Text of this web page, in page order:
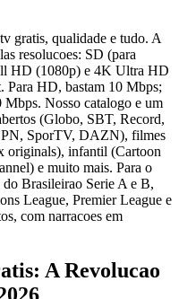
gratis, qualidade e tudo. A
resolucoes: SD (para
HD (1080p) e 4K Ultra HD
Para HD, bastam 10 Mbps;
Nosso catalogo e um
(Globo, SBT, Record,
SporTV, DAZN), filmes
originals), infantil (Cartoon
e muito mais. Para o
Brasileirao Serie A e B,
League, Premier League e
com narracoes em
A Revolucao